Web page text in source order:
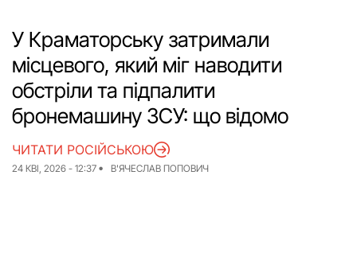
Про нас
Війна
Гроші
Освіта
Інструкції
Медицина
ЖКГ
Історія
У Краматорську затримали
місцевого, який міг наводити
обстріли та підпалити
бронемашину ЗСУ: що відомо
24 КВІ, 2026 - 12:37 В'ЯЧЕСЛАВ ПОПОВИЧ
ЧИТАТИ РОСІЙСЬКОЮ